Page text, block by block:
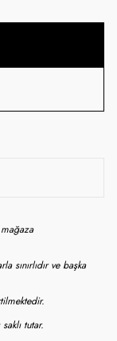
sınırlıdır ve başka
tutar.